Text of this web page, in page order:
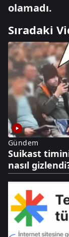
olamadı.
Sıradaki
Gündem
Suikast
nasıl